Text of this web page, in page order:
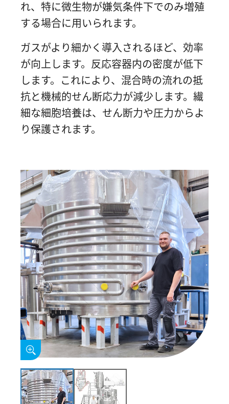
れ、特に微生物が嫌気条件下でのみ増殖
する場合に用いられます。
ガスがより細かく導入されるほど、効率
が向上します。反応容器内の密度が低下
します。これにより、混合時の流れの抵
抗と機械的せん断応力が減少します。繊
細な細胞培養は、せん断力や圧力からよ
り保護されます。